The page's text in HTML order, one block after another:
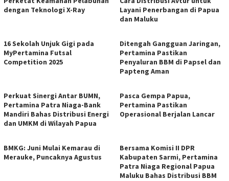
dengan Teknologi X-Ray
Layani Penerbangan di Papua
dan Maluku
16 Sekolah Unjuk Gigi pada
MyPertamina Futsal
Competition 2025
Ditengah Gangguan Jaringan,
Pertamina Pastikan
Penyaluran BBM di Papsel dan
Papteng Aman
Perkuat Sinergi Antar BUMN,
Pertamina Patra Niaga-Bank
Mandiri Bahas Distribusi Energi
dan UMKM di Wilayah Papua
Pasca Gempa Papua,
Pertamina Pastikan
Operasional Berjalan Lancar
BMKG: Juni Mulai Kemarau di
Merauke, Puncaknya Agustus
Bersama Komisi II DPR
Kabupaten Sarmi, Pertamina
Patra Niaga Regional Papua
Maluku Bahas Distribusi BBM